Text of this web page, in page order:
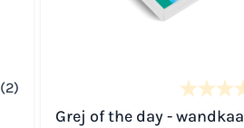
(2)
Grej of the day -